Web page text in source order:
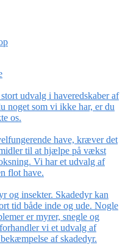
udvalg i haveredskaber af
noget som vi ikke har, er du
os.
have, kræver det
til at hjælpe på vækst
Vi har et udvalg af
flot have.
og insekter. Skadedyr kan
tid både inde og ude. Nogle
er myrer, snegle og
vi et udvalg af
af skadedyr.